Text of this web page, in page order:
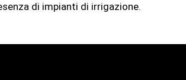
di impianti di irrigazione.